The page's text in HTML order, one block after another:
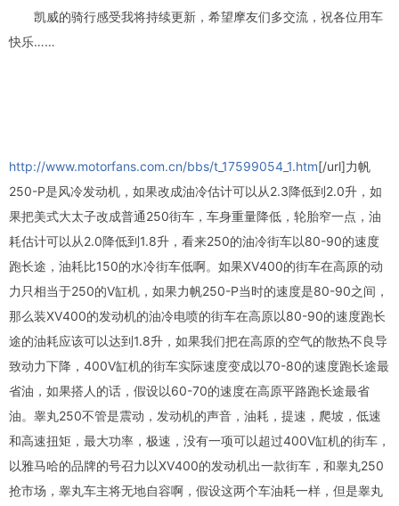
凯威的骑行感受我将持续更新，希望摩友们多交流，祝各位用车
快乐……
http://www.motorfans.com.cn/bbs/t_17599054_1.htm[/url]力帆
250-P是风冷发动机，如果改成油冷估计可以从2.3降低到2.0升，如
果把美式大太子改成普通250街车，车身重量降低，轮胎窄一点，油
耗估计可以从2.0降低到1.8升，看来250的油冷街车以80-90的速度
跑长途，油耗比150的水冷街车低啊。如果XV400的街车在高原的动
力只相当于250的V缸机，如果力帆250-P当时的速度是80-90之间，
那么装XV400的发动机的油冷电喷的街车在高原以80-90的速度跑长
途的油耗应该可以达到1.8升，如果我们把在高原的空气的散热不良导
致动力下降，400V缸机的街车实际速度变成以70-80的速度跑长途最
省油，如果搭人的话，假设以60-70的速度在高原平路跑长途最省
油。睾丸250不管是震动，发动机的声音，油耗，提速，爬坡，低速
和高速扭矩，最大功率，极速，没有一项可以超过400V缸机的街车，
以雅马哈的品牌的号召力以XV400的发动机出一款街车，和睾丸250
抢市场，睾丸车主将无地自容啊，假设这两个车油耗一样，但是睾丸